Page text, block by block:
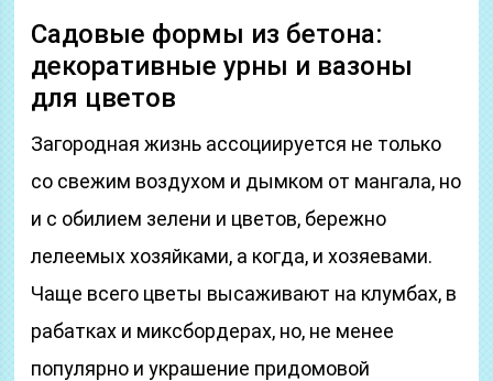
Садовые формы из бетона:
декоративные урны и вазоны
для цветов
Загородная жизнь ассоциируется не только
со свежим воздухом и дымком от мангала, но
и с обилием зелени и цветов, бережно
лелеемых хозяйками, а когда, и хозяевами.
Чаще всего цветы высаживают на клумбах, в
рабатках и миксбордерах, но, не менее
популярно и украшение придомовой